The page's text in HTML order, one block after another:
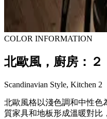
COLOR INFORMATION
北歐風，廚房：２
Scandinavian Style, Kitchen 2
北歐風格以淺色調和中性色
質家具和地板形成溫暖對比